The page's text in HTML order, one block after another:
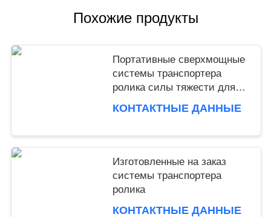
finding that sweet spot makes all the difference. No
Pico 4's visual clarity is fantastic once you dial in the
IPD correctly. The manual adjustment is smooth, and
finding that sweet spot makes all the difference. No
more eye strain during long sessions. Highly
Pico 4's visual clarity is fantastic once you dial in the
finding that sweet spot makes all the difference. No
more eye strain during long sessions. Highly r
Похожие продукты
Портативные сверхмощные
системы транспортера
ролика силы тяжести для
КОНТАКТНЫЕ ДАННЫЕ
Изготовленные на заказ
системы транспортера
ролика
КОНТАКТНЫЕ ДАННЫЕ